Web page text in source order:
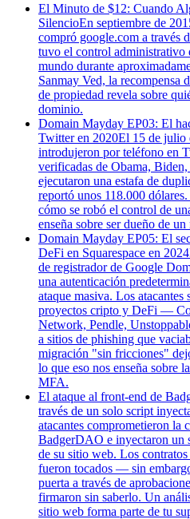
El Minuto de $12: Cuando
SilencioEn septiembre de
compró google.com a través
tuvo el control administrativo
mundo durante
Sanmay Ved, la recompensa
de propiedad revela sobre
dominio.
Domain Mayday EP03: El
Twitter en 2020El 15 de julio
introdujeron por teléfono en
verificadas de Obama,
ejecutaron una estafa de
reportó unos 118.000
cómo se robó el control de
enseña sobre ser dueño de un
Domain Mayday EP05: El
DeFi en Squarespace en 2024
de registrador de Google
una autenticación
ataque masiva. Los
proyectos cripto y DeFi —
Network, Pendle,
a sitios de phishing que
migración "sin fricciones"
lo que eso nos enseña sobre
MFA.
El ataque al front-end de
través de un solo script
atacantes comprometieron la
BadgerDAO e inyectaron un
de su sitio web. Los
fueron tocados — sin
puerta a través de
firmaron sin saberlo. Un
sitio web forma parte de tu